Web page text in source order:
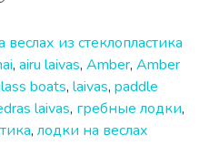
из стеклопластика
, airu laivas, Amber, Amber
boats, laivas, paddle
laivas, гребные лодки,
, лодки на веслах